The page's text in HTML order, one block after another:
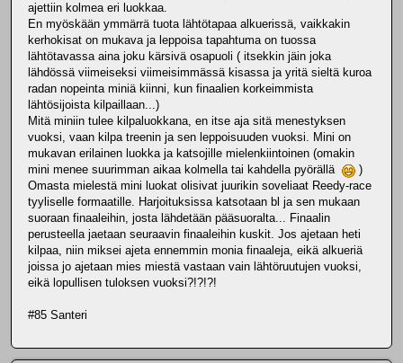
ajettiin kolmea eri luokkaa.
En myöskään ymmärrä tuota lähtötapaa alkuerissä, vaikkakin
kerhokisat on mukava ja leppoisa tapahtuma on tuossa
lähtötavassa aina joku kärsivä osapuoli ( itsekkin jäin joka
lähdössä viimeiseksi viimeisimmässä kisassa ja yritä sieltä kuroa
radan nopeinta miniä kiinni, kun finaalien korkeimmista
lähtösijoista kilpaillaan...)
Mitä miniin tulee kilpaluokkana, en itse aja sitä menestyksen
vuoksi, vaan kilpa treenin ja sen leppoisuuden vuoksi. Mini on
mukavan erilainen luokka ja katsojille mielenkiintoinen (omakin
mini menee suurimman aikaa kolmella tai kahdella pyörällä
)
Omasta mielestä mini luokat olisivat juurikin soveliaat Reedy-race
tyyliselle formaatille. Harjoituksissa katsotaan bl ja sen mukaan
suoraan finaaleihin, josta lähdetään pääsuoralta... Finaalin
perusteella jaetaan seuraavin finaaleihin kuskit. Jos ajetaan heti
kilpaa, niin miksei ajeta ennemmin monia finaaleja, eikä alkueriä
joissa jo ajetaan mies miestä vastaan vain lähtöruutujen vuoksi,
eikä lopullisen tuloksen vuoksi?!?!?!
#85 Santeri